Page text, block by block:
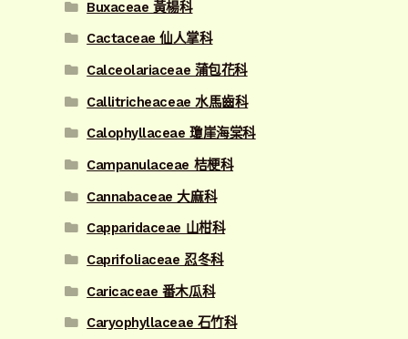
Buxaceae 黃楊科
Cactaceae 仙人掌科
Calceolariaceae 蒲包花科
Callitricheaceae 水馬齒科
Calophyllaceae 瓊崖海棠科
Campanulaceae 桔梗科
Cannabaceae 大麻科
Capparidaceae 山柑科
Caprifoliaceae 忍冬科
Caricaceae 番木瓜科
Caryophyllaceae 石竹科